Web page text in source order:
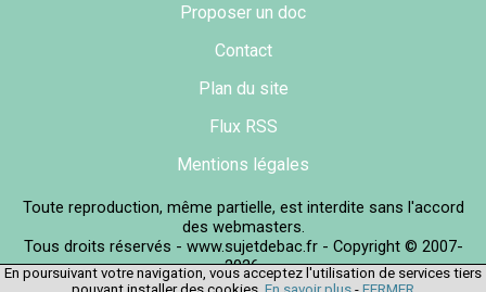
Proposer un doc
Contact
Plan du site
Flux RSS
Mentions légales
Toute reproduction, même partielle, est interdite sans l'accord
des webmasters.
Tous droits réservés - www.sujetdebac.fr - Copyright © 2007-
2026.
En poursuivant votre navigation, vous acceptez l'utilisation de services tiers